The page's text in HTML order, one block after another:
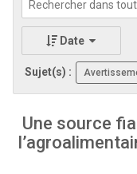
Date
Sujet(s) :
Une source